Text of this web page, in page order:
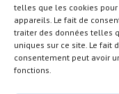
telles que les cookies
appareils. Le fait de
traiter des données telles
uniques sur ce site. Le fait
consentement peut avoir
fonctions.
©